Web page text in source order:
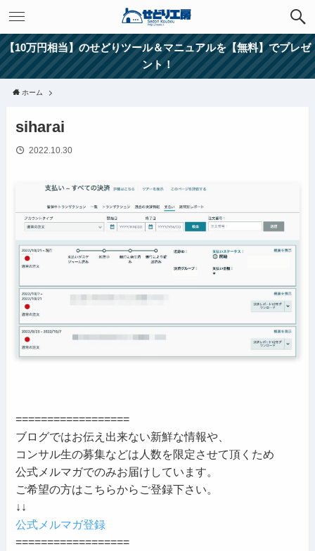
【10万円相当】のせどりツール＆マニュアルを【無料】でプレゼ
ント！
ホーム
siharai
2022.10.30
==================
ブログではお伝え出来ない新鮮な情報や、
コンサル生の募集などは人数を限定させて頂くため
公式メルマガでのみお届けしています。
ご希望の方はこちらからご登録下さい。
↓↓
公式メルマガ登録
==================